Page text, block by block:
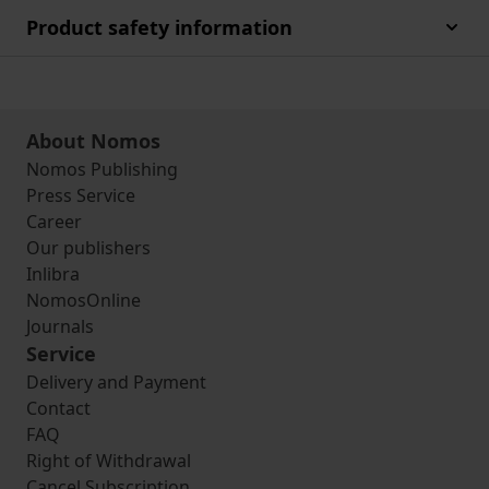
Product safety information
About Nomos
Nomos Publishing
Press Service
Career
Our publishers
Inlibra
NomosOnline
Journals
Service
Delivery and Payment
Contact
FAQ
Right of Withdrawal